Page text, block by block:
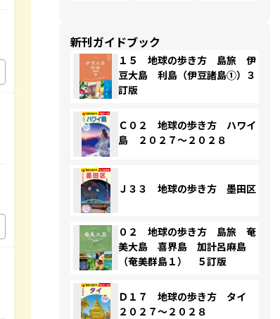
新刊ガイドブック
１５ 地球の歩き方 島旅 伊
豆大島 利島（伊豆諸島①）３
訂版
Ｃ０２ 地球の歩き方 ハワイ
島 ２０２７～２０２８
Ｊ３３ 地球の歩き方 墨田区
０２ 地球の歩き方 島旅 奄
美大島 喜界島 加計呂麻島
（奄美群島１） ５訂版
Ｄ１７ 地球の歩き方 タイ
２０２７～２０２８